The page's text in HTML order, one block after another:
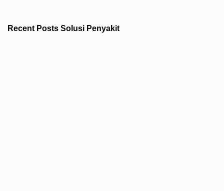
Recent Posts Solusi Penyakit